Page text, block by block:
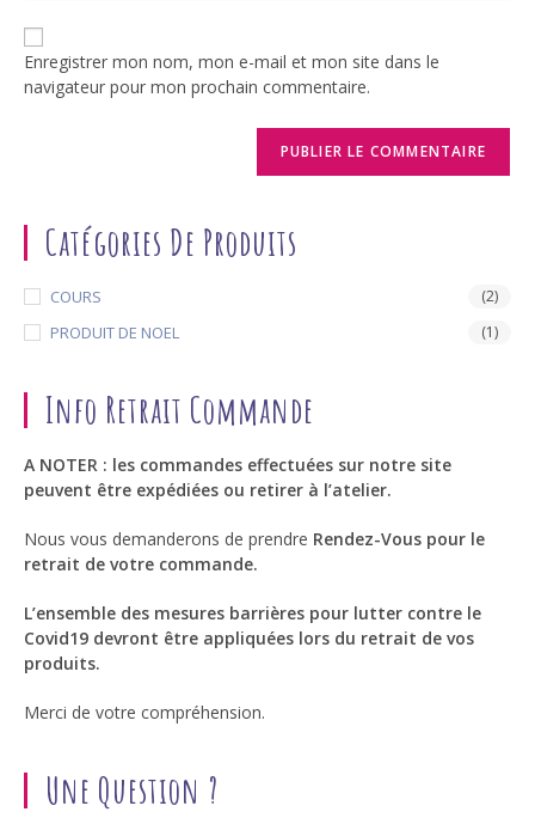
site
(facultatif)
Enregistrer mon nom, mon e-mail et mon site dans le
navigateur pour mon prochain commentaire.
Catégories De Produits
COURS (2)
PRODUIT DE NOEL (1)
Info Retrait Commande
A NOTER : les commandes effectuées sur notre site
peuvent être expédiées ou retirer à l’atelier.
Nous vous demanderons de prendre Rendez-Vous pour le
retrait de votre commande.
L’ensemble des mesures barrières pour lutter contre le
Covid19 devront être appliquées lors du retrait de vos
produits.
Merci de votre compréhension.
Une Question ?